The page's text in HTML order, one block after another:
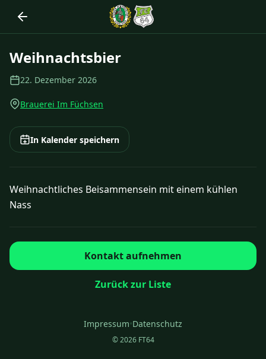
Weihnachtsbier
22. Dezember 2026
Brauerei Im Füchsen
In Kalender speichern
Weihnachtliches Beisammensein mit einem kühlen
Nass
Kontakt aufnehmen
Zurück zur Liste
Impressum•Datenschutz
© 2026 FT64